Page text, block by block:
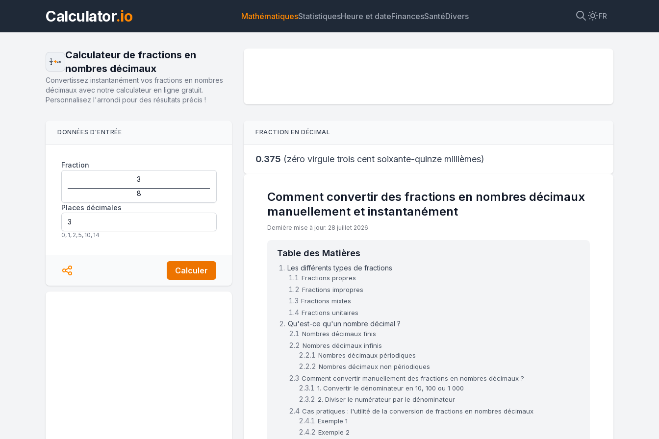
Calculator.io MathématiquesStatistiquesHeure et dateFinancesSantéDivers FR
Aperçu Fraction en décimal : Calculateur en ligne Widget
1
2
0.5
Calculateur de fractions en
nombres décimaux
Convertissez instantanément vos fractions en nombres
décimaux avec notre calculateur en ligne gratuit.
Personnalisez l'arrondi pour des résultats précis !
DONNÉES D'ENTRÉE
Fraction
Places décimales
0, 1, 2,5, 10, 14
Calculer
FRACTION EN DÉCIMAL
0.375 (zéro virgule trois cent soixante-quinze millièmes)
Comment convertir des fractions en nombres décimaux
manuellement et instantanément
Dernière mise à jour: 28 juillet 2026
Table des Matières
Les différents types de fractions
Fractions propres
Fractions impropres
Fractions mixtes
Fractions unitaires
Qu'est-ce qu'un nombre décimal ?
Nombres décimaux finis
Nombres décimaux infinis
Nombres décimaux périodiques
Nombres décimaux non périodiques
Comment convertir manuellement des fractions en nombres décimaux ?
1. Convertir le dénominateur en 10, 100 ou 1 000
2. Diviser le numérateur par le dénominateur
Cas pratiques : l'utilité de la conversion de fractions en nombres décimaux
Exemple 1
Exemple 2